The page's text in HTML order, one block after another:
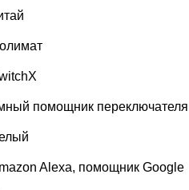
помощник переключателя
Alexa, помощник Google